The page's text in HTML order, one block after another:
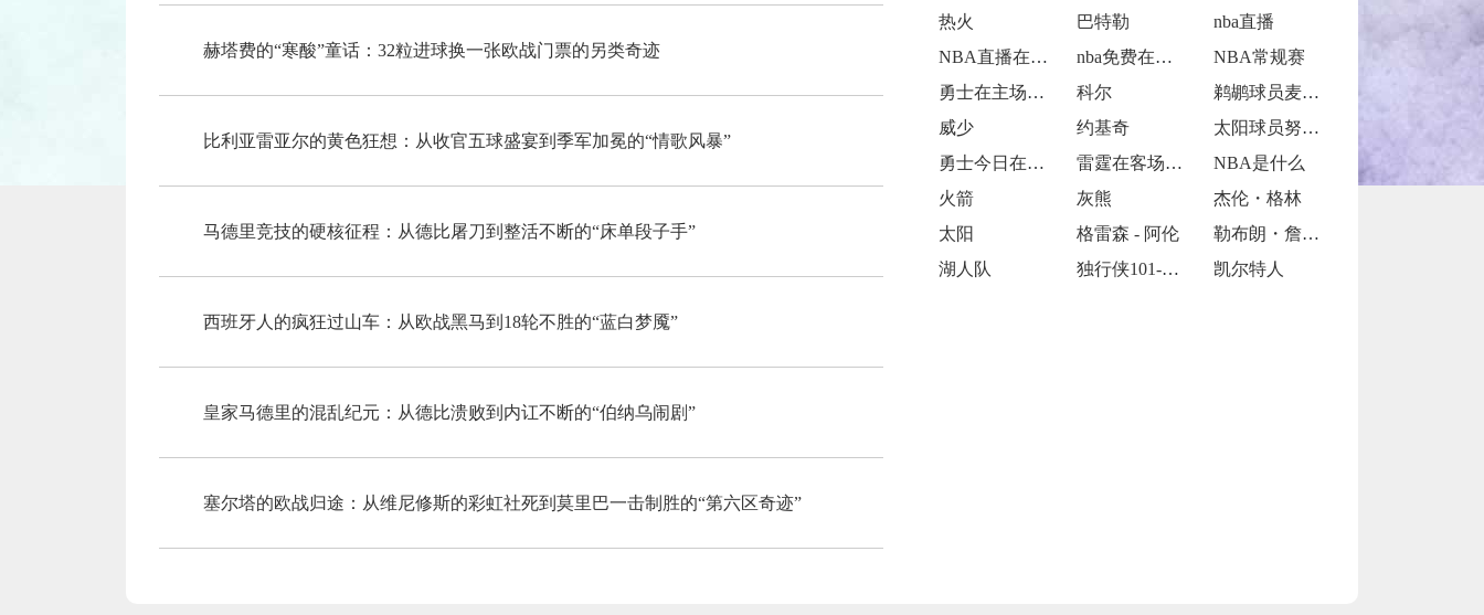
赫塔费的“寒酸”童话：32粒进球换一张欧战门票的另类奇迹
比利亚雷亚尔的黄色狂想：从收官五球盛宴到季军加冕的“情歌风暴”
马德里竞技的硬核征程：从德比屠刀到整活不断的“床单段子手”
西班牙人的疯狂过山车：从欧战黑马到18轮不胜的“蓝白梦魇”
皇家马德里的混乱纪元：从德比溃败到内讧不断的“伯纳乌闹剧”
塞尔塔的欧战归途：从维尼修斯的彩虹社死到莫里巴一击制胜的“第六区奇迹”
热火
巴特勒
nba直播
NBA直播在线观看
nba免费在线高清直播
NBA常规赛
勇士在主场121-113击败灰熊
科尔
鹈鹕球员麦科勒姆
威少
约基奇
太阳球员努尔基奇
勇士今日在客场107-104险胜活塞
雷霆在客场以126-101大胜尼克斯
NBA是什么
火箭
灰熊
杰伦・格林
太阳
格雷森 - 阿伦
勒布朗・詹姆斯
湖人队
独行侠101-112被掘金逆转 凯尔特人